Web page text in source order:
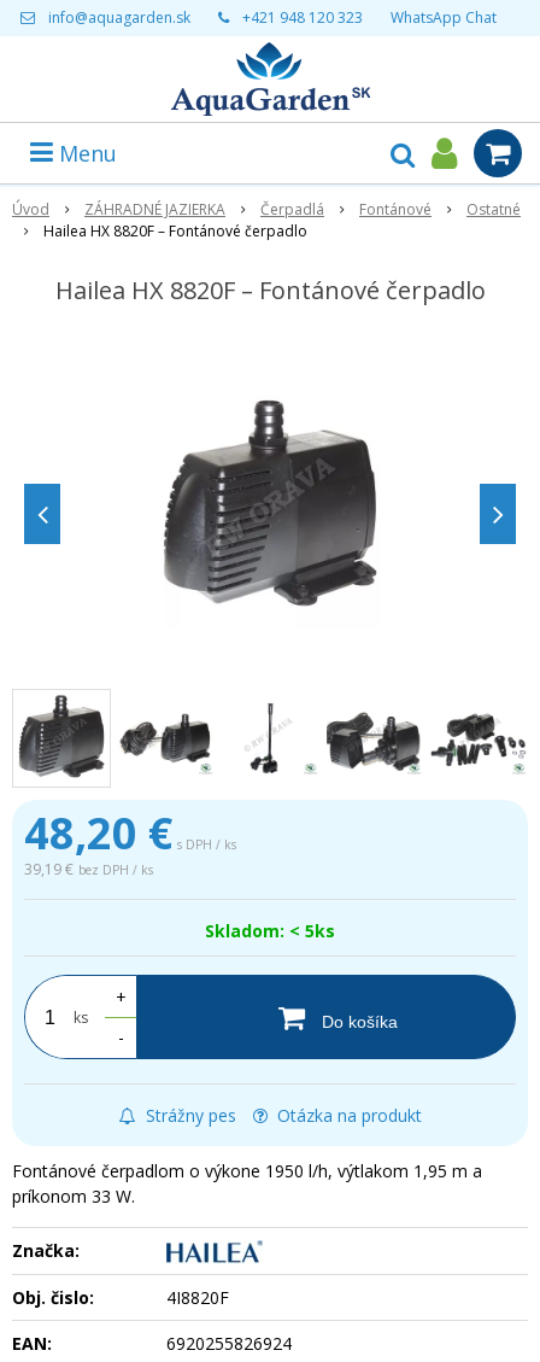
info@aquagarden.sk +421 948 120 323 WhatsApp Chat
Menu
Úvod ZÁHRADNÉ JAZIERKA Čerpadlá Fontánové
Ostatné
Hailea HX 8820F – Fontánové čerpadlo
Hailea HX 8820F – Fontánové čerpadlo
48,20 € s DPH / ks
39,19 € bez DPH / ks
Skladom: < 5ks
ks
+
-
Do košíka
Strážny pes Otázka na produkt
Fontánové čerpadlom o výkone 1950 l/h, výtlakom 1,95 m a
príkonom 33 W.
Značka:
Obj. čislo:
4I8820F
EAN:
6920255826924